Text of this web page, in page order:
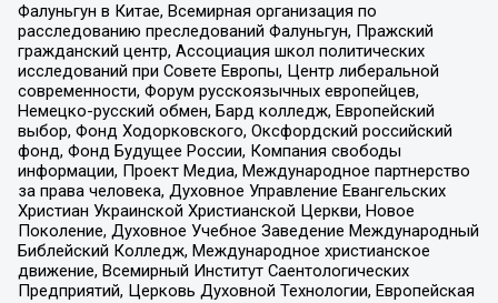
Фалуньгун в Китае, Всемирная организация по
расследованию преследований Фалуньгун, Пражский
гражданский центр, Ассоциация школ политических
исследований при Совете Европы, Центр либеральной
современности, Форум русскоязычных европейцев,
Немецко-русский обмен, Бард колледж, Европейский
выбор, Фонд Ходорковского, Оксфордский российский
фонд, Фонд Будущее России, Компания свободы
информации, Проект Медиа, Международное партнерство
за права человека, Духовное Управление Евангельских
Христиан Украинской Христианской Церкви, Новое
Поколение, Духовное Учебное Заведение Международный
Библейский Колледж, Международное христианское
движение, Всемирный Институт Саентологических
Предприятий, Церковь Духовной Технологии, Европейская